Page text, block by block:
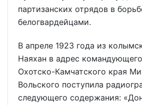
партизанских отрядов в
белогвардейцами.
В апреле 1923 года из
Наяхан в адрес
Охотско-Камчатского края
Вольского поступила
следующего содержания: